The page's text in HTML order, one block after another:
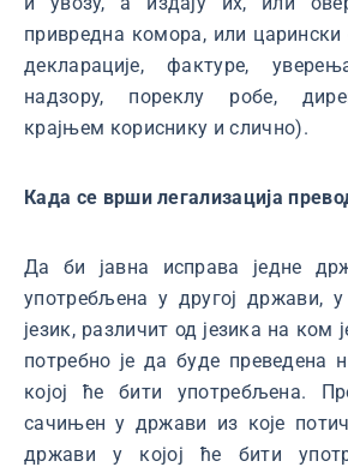
привредна комора, или царински
декларације, фактуре,
надзору, пореклу робе,
крајњем кориснику и слично).
Када се врши легализација
Да би јавна исправа једне
употребљена у другој држави, у
језик, различит од језика на ком
потребно је да буде преведена
којој ће бити употребљена.
сачињен у држави из које
држави у којој ће бити